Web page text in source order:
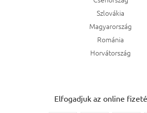
Szlovákia
Magyarország
Románia
Horvátország
Elfogadjuk az online